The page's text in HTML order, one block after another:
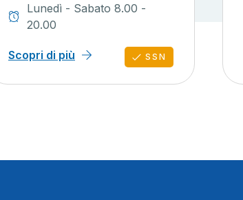
Lunedì - Sabato 8.00 -
20.00
Scopri di più SSN